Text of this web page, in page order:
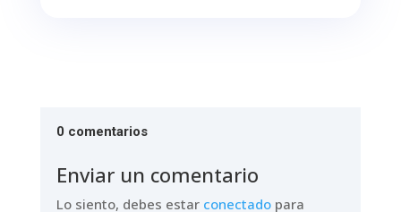
0 comentarios
Enviar un comentario
Lo siento, debes estar conectadopara